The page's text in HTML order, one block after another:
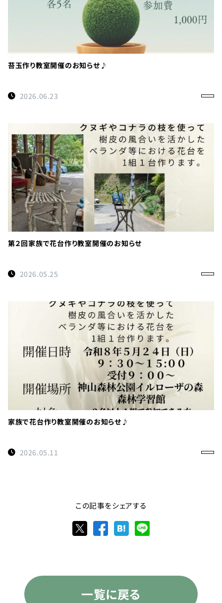
苔玉作り教室開催のお知らせ♪
2026.06.23
第２回家族で花台作り教室開催のお知らせ
2026.05.25
家族で花台作り教室開催のお知らせ♪
2026.05.11
この記事をシェアする
一覧に戻る